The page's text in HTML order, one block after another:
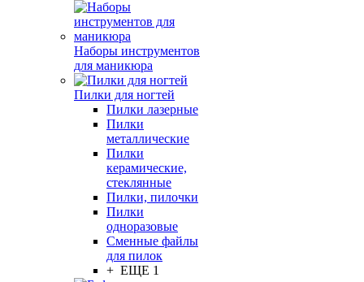
Наборы инструментов
для маникюра
Пилки для ногтей
Пилки лазерные
Пилки
металлические
Пилки
керамические,
стеклянные
Пилки, пилочки
Пилки
одноразовые
Сменные файлы
для пилок
+ ЕЩЕ 1